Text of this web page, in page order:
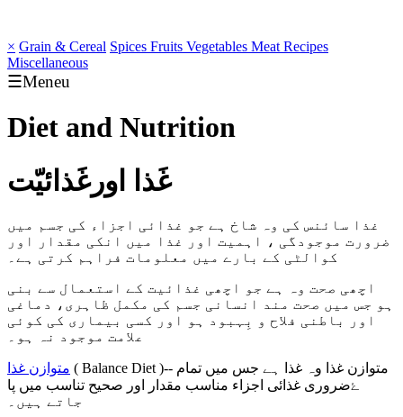
× Grain & Cereal Spices Fruits Vegetables Meat Recipes
Miscellaneous
☰Meneu
Diet and Nutrition
غَذا اورغَذائیّت
غذا سائنس کی وہ شاخ ہے جو غذائی اجزاء کی جسم میں
ضرورت موجودگی ، اہمیت اور غذا میں انکی مقدار اور
کوالٹی کے بارے میں معلومات فراہم کرتی ہے۔
اچھی صحت وہ ہے جو اچھی غذائیت کے استعمال سے بنی
ہو جس میں صحت مند انسانی جسم کی مکمل ظاہری، دماغی
اور باطنی فلاح و بِہبود ہو اور کسی بیماری کی کوئی
علامت موجود نہ ہو۔
متوازن غذا ( Balance Diet )-- متوازن غذا وہ غذا ہے جس میں تمام
ضروری غذائی اجزاء مناسب مقدار اور صحیح تناسب میں پا‎ۓ